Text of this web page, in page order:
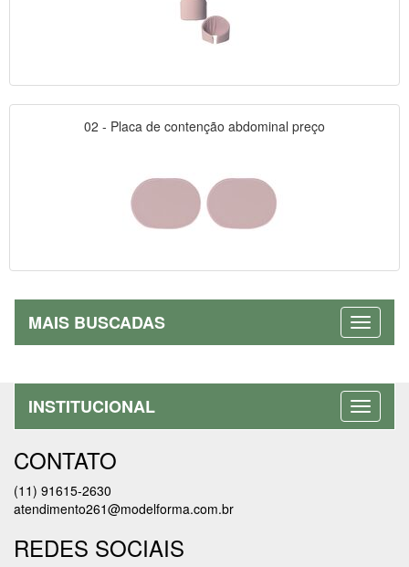
02 - Placa de contenção abdominal preço
MAIS BUSCADAS
INSTITUCIONAL
CONTATO
(11) 91615-2630
atendimento261@modelforma.com.br
REDES SOCIAIS